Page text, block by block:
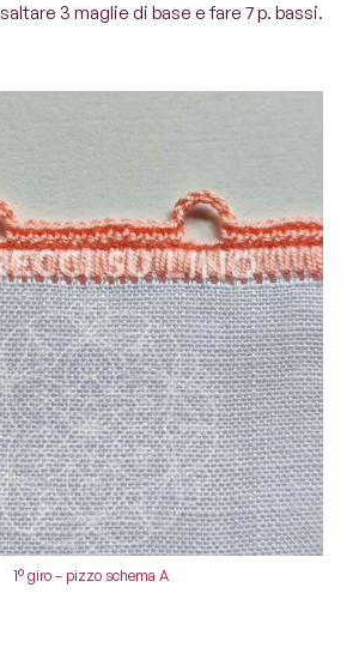
3 maglie di base e fare 7 p. bassi.
1° giro – pizzo schema A